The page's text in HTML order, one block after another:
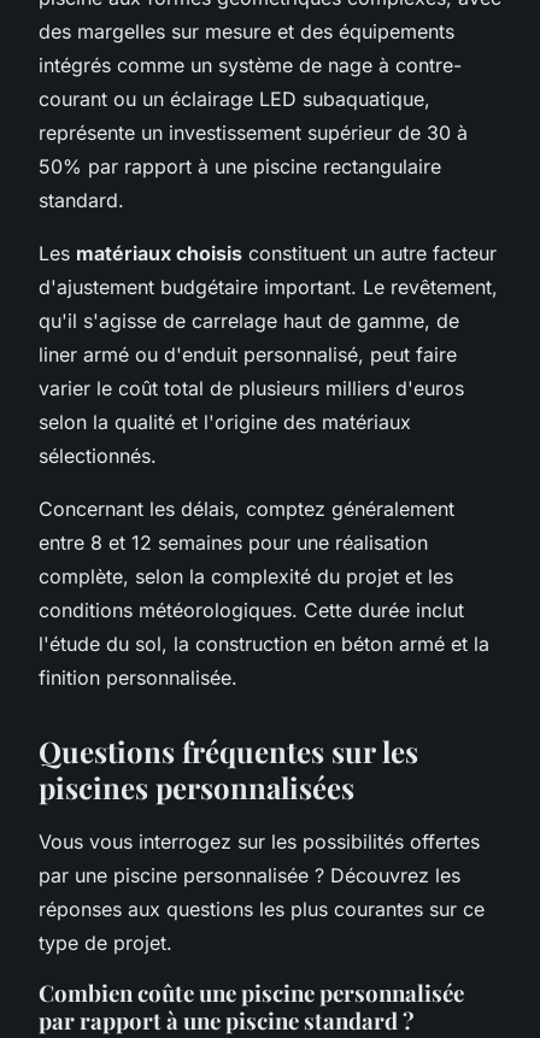
des margelles sur mesure et des équipements
intégrés comme un système de nage à contre-
courant ou un éclairage LED subaquatique,
représente un investissement supérieur de 30 à
50% par rapport à une piscine rectangulaire
standard.
Les matériaux choisis constituent un autre facteur
d'ajustement budgétaire important. Le revêtement,
qu'il s'agisse de carrelage haut de gamme, de
liner armé ou d'enduit personnalisé, peut faire
varier le coût total de plusieurs milliers d'euros
selon la qualité et l'origine des matériaux
sélectionnés.
Concernant les délais, comptez généralement
entre 8 et 12 semaines pour une réalisation
complète, selon la complexité du projet et les
conditions météorologiques. Cette durée inclut
l'étude du sol, la construction en béton armé et la
finition personnalisée.
Questions fréquentes sur les
piscines personnalisées
Vous vous interrogez sur les possibilités offertes
par une piscine personnalisée ? Découvrez les
réponses aux questions les plus courantes sur ce
type de projet.
Combien coûte une piscine personnalisée
par rapport à une piscine standard ?